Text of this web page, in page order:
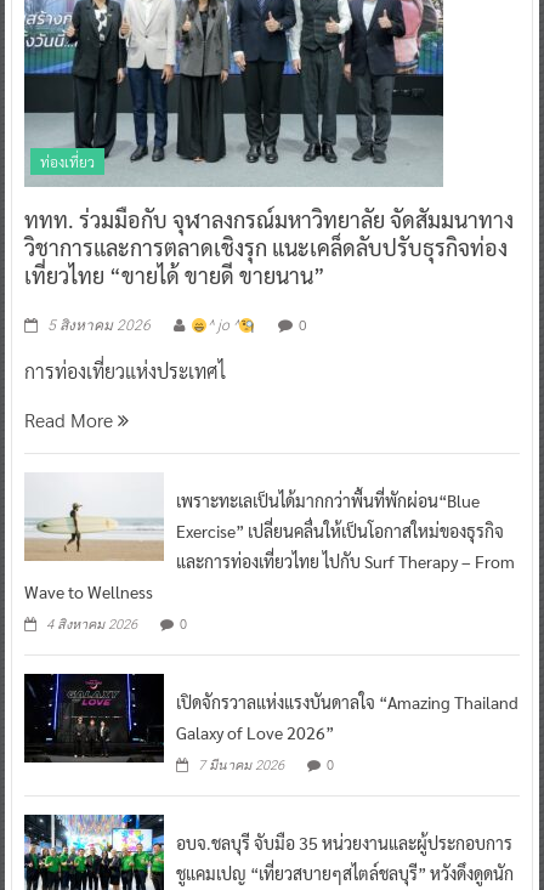
ท่องเที่ยว
ททท. ร่วมมือกับ จุฬาลงกรณ์มหาวิทยาลัย จัดสัมมนาทาง
วิชาการและการตลาดเชิงรุก แนะเคล็ดลับปรับธุรกิจท่อง
เที่ยวไทย “ขายได้ ขายดี ขายนาน”
5 สิงหาคม 2026 ^ jo ^ 0
การท่องเที่ยวแห่งประเทศไ
Read More
เพราะทะเลเป็นได้มากกว่าพื้นที่พักผ่อน“Blue
Exercise” เปลี่ยนคลื่นให้เป็นโอกาสใหม่ของธุรกิจ
และการท่องเที่ยวไทย ไปกับ Surf Therapy – From
Wave to Wellness
4 สิงหาคม 2026 0
เปิดจักรวาลแห่งแรงบันดาลใจ “Amazing Thailand
Galaxy of Love 2026”
7 มีนาคม 2026 0
อบจ.ชลบุรี จับมือ 35 หน่วยงานและผู้ประกอบการ
ชูแคมเปญ “เที่ยวสบายๆสไตล์ชลบุรี” หวังดึงดูดนัก